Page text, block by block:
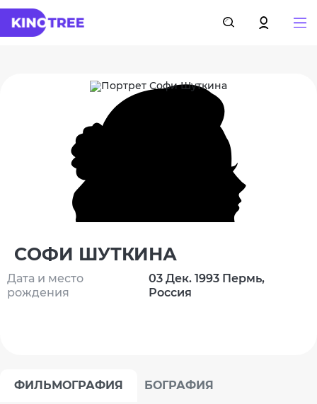
СОФИ ШУТКИНА
Дата и место
рождения
03 Дек. 1993 Пермь,
Россия
ФИЛЬМОГРАФИЯ БОГРАФИЯ